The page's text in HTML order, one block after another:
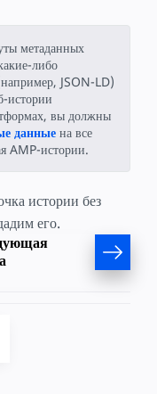
метаданных
либо
JSON-LD)
истории
вы должны
данные на все
AMP-истории.
истории без
его.